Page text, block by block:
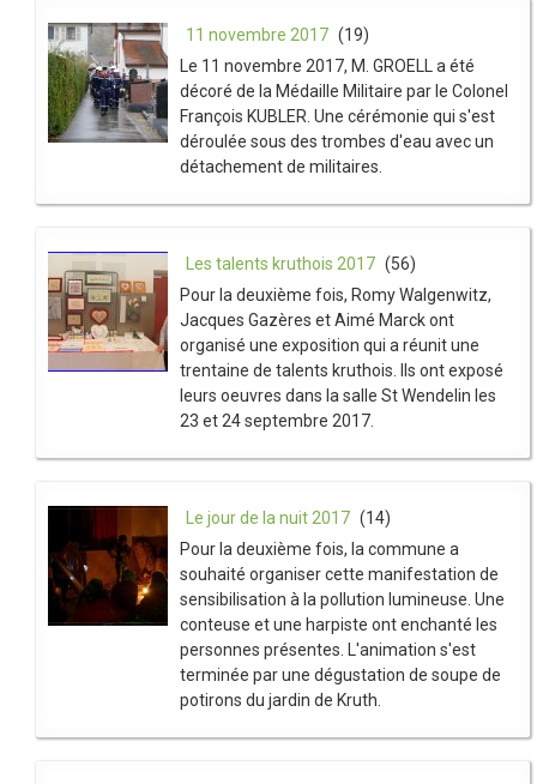
11 novembre 2017 (19)
Le 11 novembre 2017, M. GROELL a été
décoré de la Médaille Militaire par le Colonel
François KUBLER. Une cérémonie qui s'est
déroulée sous des trombes d'eau avec un
détachement de militaires.
Les talents kruthois 2017 (56)
Pour la deuxième fois, Romy Walgenwitz,
Jacques Gazères et Aimé Marck ont
organisé une exposition qui a réunit une
trentaine de talents kruthois. Ils ont exposé
leurs oeuvres dans la salle St Wendelin les
23 et 24 septembre 2017.
Le jour de la nuit 2017 (14)
Pour la deuxième fois, la commune a
souhaité organiser cette manifestation de
sensibilisation à la pollution lumineuse. Une
conteuse et une harpiste ont enchanté les
personnes présentes. L'animation s'est
terminée par une dégustation de soupe de
potirons du jardin de Kruth.